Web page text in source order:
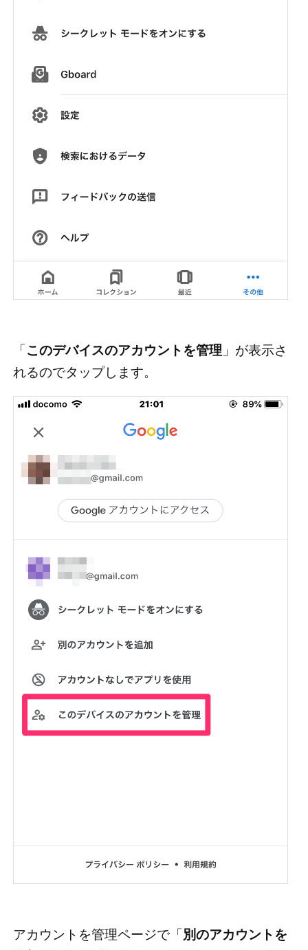
「このデバイスのアカウントを管理 」が表示さ
れるのでタップします。
アカウントを管理ページで「 別のアカウントを